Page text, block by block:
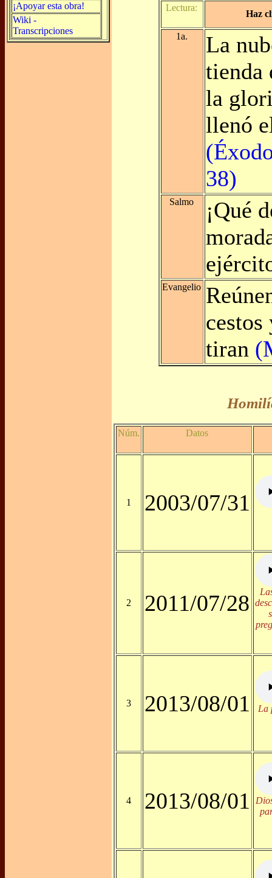
¡Apoyar esta obra!
Wiki -
Transcripciones
Lectura:
Haz
1a.
La
tienda
la
llenó
38)
Salmo
¡Qué
Evangelio
tiran
Núm. Datos
1 2003/07/31
2 2011/07/28
3 2013/08/01 La
4 2013/08/01